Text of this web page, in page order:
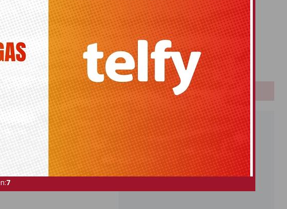
Bonoloto
Primitiva
El Gordo
Euromillones
Loteria
Once
PUBLICIDAD
5